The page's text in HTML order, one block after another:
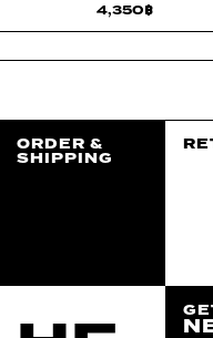
4,350฿
ORDER &
SHIPPING